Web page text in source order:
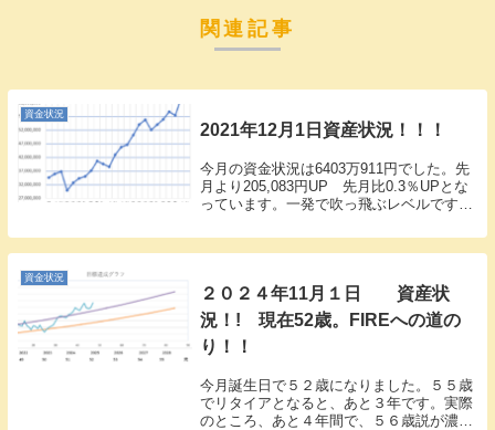
関連記事
資金状況
2021年12月1日資産状況！！！
今月の資金状況は6403万911円でした。先
月より205,083円UP 先月比0.3％UPとな
っています。一発で吹っ飛ぶレベルです
上げていましたが、オミクロンのニュース
で一気に下がりましたね。月末の２日...
資金状況
２０２４年11月１日 資産状
況！! 現在52歳。FIREへの道の
り！！
今月誕生日で５２歳になりました。５５歳
でリタイアとなると、あと３年です。実際
のところ、あと４年間で、５６歳説が濃厚